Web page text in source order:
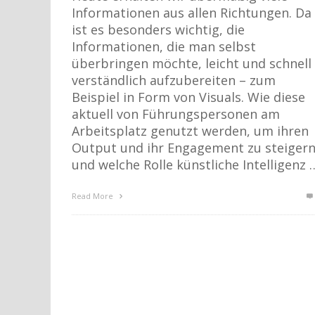
Informationen aus allen Richtungen. Da
ist es besonders wichtig, die
Informationen, die man selbst
überbringen möchte, leicht und schnell
verständlich aufzubereiten – zum
Beispiel in Form von Visuals. Wie diese
aktuell von Führungspersonen am
Arbeitsplatz genutzt werden, um ihren
Output und ihr Engagement zu
und welche Rolle künstliche Intelligenz
Read More